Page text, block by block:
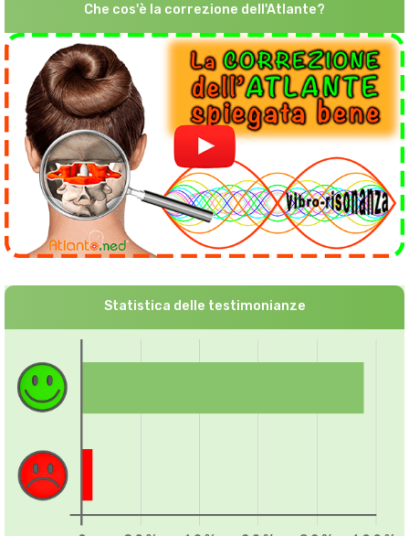
Che cos'è la correzione dell'Atlante?
Statistica delle testimonianze